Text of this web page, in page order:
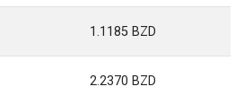
1.1185 BZD
2.2370 BZD